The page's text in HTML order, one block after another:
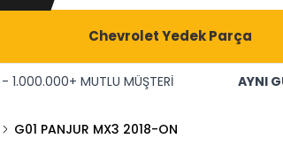
Chevrolet Yedek Parça
- 1.000.000+ MUTLU MÜŞTERİ AYNI
G01 PANJUR MX3 2018-ON